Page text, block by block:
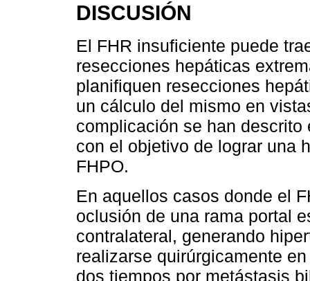
DISCUSIÓN
El FHR insuficiente puede
resecciones hepáticas
planifiquen resecciones
un cálculo del mismo en
complicación se han
con el objetivo de lograr una
FHPO.
En aquellos casos donde el
oclusión de una rama portal
contralateral, generando
realizarse quirúrgicamente
dos tiempos por metástasis